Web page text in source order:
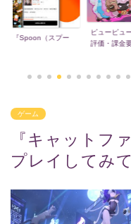
】『Spoon（スプー
ピューピュ
評価・課金
ゲーム
『キャットフ
プレイしてみ